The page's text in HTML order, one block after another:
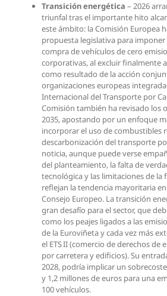
Transición energética – 2026
triunfal tras el importante hito
este ámbito: la Comisión Europea
propuesta legislativa para
compra de vehículos de cero
corporativas, al excluir finalmente
como resultado de la acción
organizaciones europeas
Internacional del Transporte por
Comisión también ha revisado los
2035, apostando por un enfoque
incorporar el uso de combustibles
descarbonización del transporte
noticia, aunque puede verse
del planteamiento, la falta de
tecnológica y las limitaciones de la
reflejan la tendencia mayoritaria
Consejo Europeo. La transición
gran desafío para el sector, que
como los peajes ligados a las
de la Euroviñeta y cada vez más
el ETS II (comercio de derechos
por carretera y edificios). Su
2028, podría implicar un
y 1,2 millones de euros para una
100 vehículos.